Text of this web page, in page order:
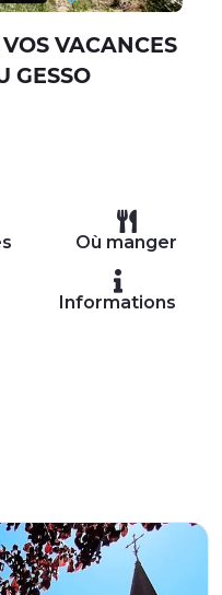
VACANCES
GESSO
Où manger
Informations